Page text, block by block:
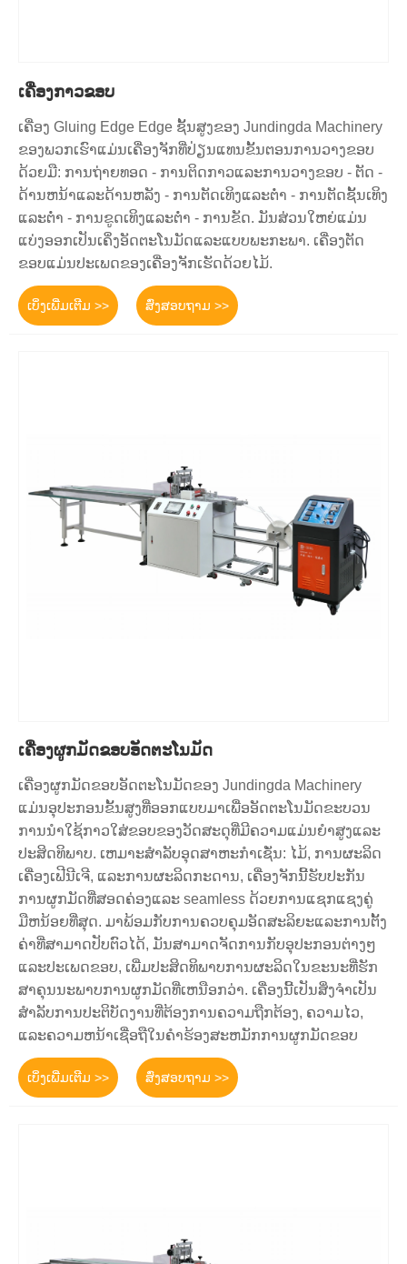
ເຄື່ອງກາວຂອບ
ເຄື່ອງ Gluing Edge Edge ຊັ້ນສູງຂອງ Jundingda Machinery
ຂອງພວກເຮົາແມ່ນເຄື່ອງຈັກທີ່ປ່ຽນແທນຂັ້ນຕອນການວາງຂອບ
ດ້ວຍມື: ການຖ່າຍທອດ - ການຕິດກາວແລະການວາງຂອບ - ຕັດ -
ດ້ານຫນ້າແລະດ້ານຫລັງ - ການຕັດເທິງແລະຕ່ໍາ - ການຕັດຊັ້ນເທິງ
ແລະຕ່ໍາ - ການຂູດເທິງແລະຕ່ໍາ - ການຂັດ. ມັນສ່ວນໃຫຍ່ແມ່ນ
ແບ່ງອອກເປັນເຄິ່ງອັດຕະໂນມັດແລະແບບພະກະພາ. ເຄື່ອງຕັດ
ຂອບແມ່ນປະເພດຂອງເຄື່ອງຈັກເຮັດດ້ວຍໄມ້.
ເບິ່ງເພີ່ມເຕີມ >> ສົ່ງສອບຖາມ >>
ເຄື່ອງຜູກມັດຂອບອັດຕະໂນມັດ
ເຄື່ອງຜູກມັດຂອບອັດຕະໂນມັດຂອງ Jundingda Machinery
ແມ່ນອຸປະກອນຂັ້ນສູງທີ່ອອກແບບມາເພື່ອອັດຕະໂນມັດຂະບວນ
ການນໍາໃຊ້ກາວໃສ່ຂອບຂອງວັດສະດຸທີ່ມີຄວາມແມ່ນຍໍາສູງແລະ
ປະສິດທິພາບ. ເຫມາະສໍາລັບອຸດສາຫະກໍາເຊັ່ນ: ໄມ້, ການຜະລິດ
ເຄື່ອງເຟີນີເຈີ, ແລະການຜະລິດກະດານ, ເຄື່ອງຈັກນີ້ຮັບປະກັນ
ການຜູກມັດທີ່ສອດຄ່ອງແລະ seamless ດ້ວຍການແຊກແຊງຄູ່
ມືຫນ້ອຍທີ່ສຸດ. ມາພ້ອມກັບການຄວບຄຸມອັດສະລິຍະແລະການຕັ້ງ
ຄ່າທີ່ສາມາດປັບຕົວໄດ້, ມັນສາມາດຈັດການກັບອຸປະກອນຕ່າງໆ
ແລະປະເພດຂອບ, ເພີ່ມປະສິດທິພາບການຜະລິດໃນຂະນະທີ່ຮັກ
ສາຄຸນນະພາບການຜູກມັດທີ່ເຫນືອກວ່າ. ເຄື່ອງນີ້ເປັນສິ່ງຈໍາເປັນ
ສໍາລັບການປະຕິບັດງານທີ່ຕ້ອງການຄວາມຖືກຕ້ອງ, ຄວາມໄວ,
ແລະຄວາມຫນ້າເຊື່ອຖືໃນຄໍາຮ້ອງສະຫມັກການຜູກມັດຂອບ
ເບິ່ງເພີ່ມເຕີມ >> ສົ່ງສອບຖາມ >>